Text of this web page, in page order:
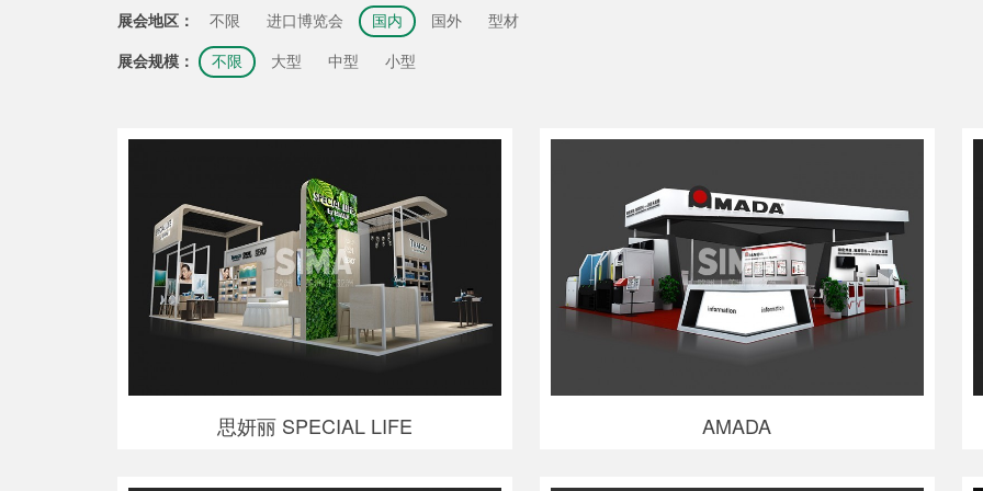
展会地区： 不限 进口博览会 国内 国外 型材
展会规模： 不限 大型 中型 小型
思妍丽 SPECIAL LIFE AMADA